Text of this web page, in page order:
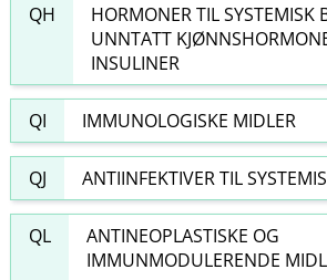
QH
HORMONER TIL SYSTEMISK
UNNTATT
INSULINER
QI IMMUNOLOGISKE MIDLER
QJ ANTIINFEKTIVER TIL
QL
ANTINEOPLASTISKE OG
IMMUNMODULERENDE